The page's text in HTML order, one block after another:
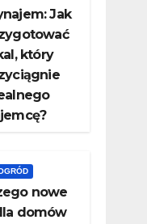
Jak
który
nowe
domów